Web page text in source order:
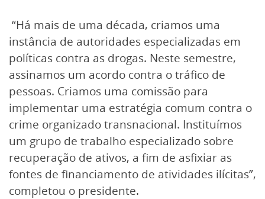
“Há mais de uma década, criamos uma
instância de autoridades especializadas em
políticas contra as drogas. Neste semestre,
assinamos um acordo contra o tráfico de
pessoas. Criamos uma comissão para
implementar uma estratégia comum contra o
crime organizado transnacional. Instituímos
um grupo de trabalho especializado sobre
recuperação de ativos, a fim de asfixiar as
fontes de financiamento de atividades ilícitas”,
completou o presidente.